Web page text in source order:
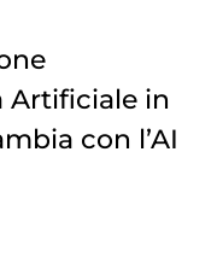
Artificiale in
con l’AI